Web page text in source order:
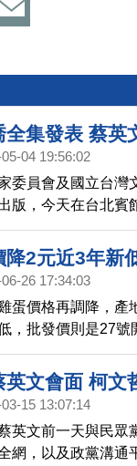
全集發表 蔡英
04 19:56:02
委員會及國立台灣
版，今天在台北賓
出席，蔡英文總統
降2元近3年新
26 17:34:03
蛋價格再調降，產
，批發價則是27號
出降價活動，萊爾
元，10入99元等
。
英文會面 柯文
15 13:07:14
英文前一天與民眾
網，以及政黨溝通